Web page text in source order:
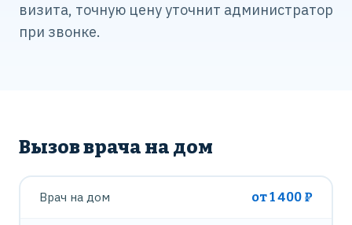
визита, точную цену уточнит администратор
при звонке.
Вызов врача на дом
Врач на дом от 1 400 ₽